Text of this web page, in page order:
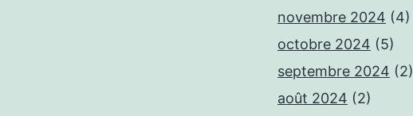
novembre 2024 (4)
octobre 2024 (5)
septembre 2024 (2)
août 2024 (2)